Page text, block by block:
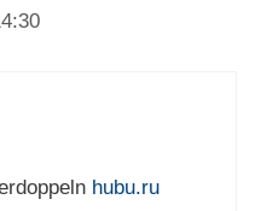
hubu.ru